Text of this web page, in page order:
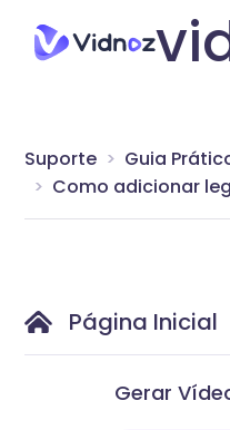
Suporte
Guia
Como adicionar
Página Inicial
Gerar